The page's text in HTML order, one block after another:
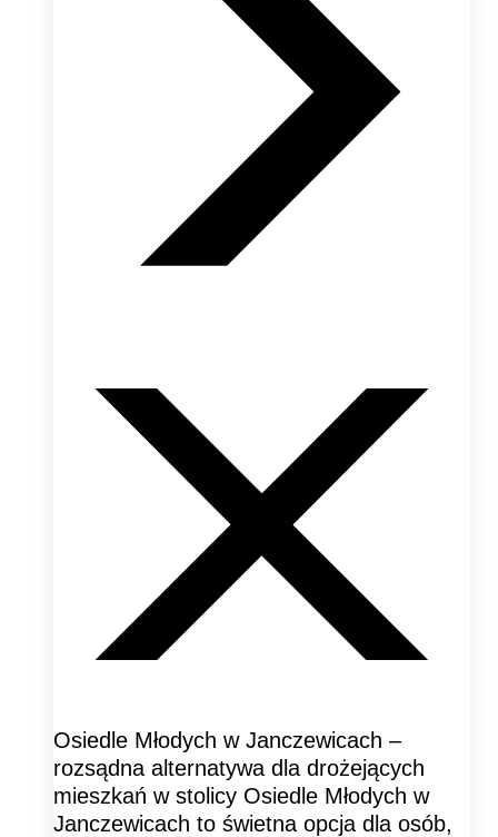
Osiedle Młodych w Janczewicach –
rozsądna alternatywa dla drożejących
mieszkań w stolicy Osiedle Młodych w
Janczewicach to świetna opcja dla osób,